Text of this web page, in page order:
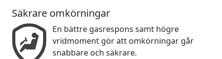
Säkrare omkörningar
En bättre gasrespons samt högre
vridmoment gör att omkörningar går
snabbare och säkrare.